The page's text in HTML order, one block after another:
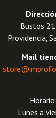
Bustos
Providencia,
Mail
Horario:
Lunes a